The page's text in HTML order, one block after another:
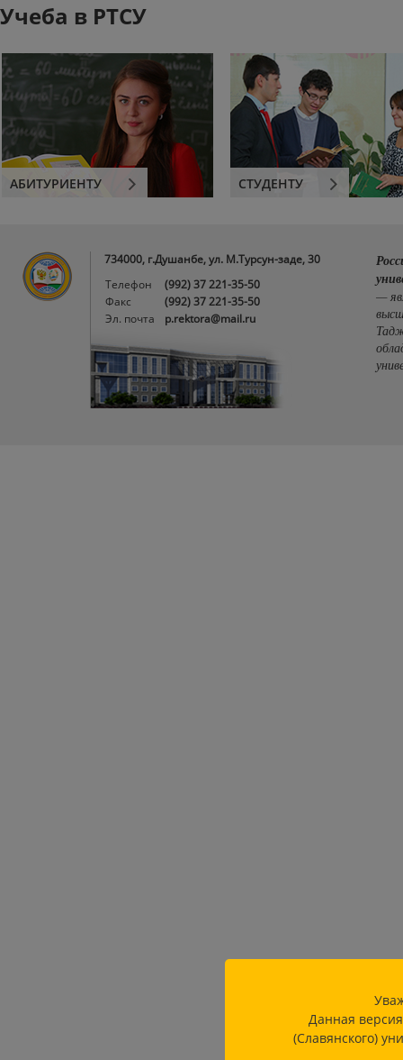
Учеба в РТСУ
АБИТУРИЕНТУ СТУДЕНТУ
734000, г.Душанбе, ул. М.Турсун-заде, 30
Телефон
(992) 37 221-35-50
Факс
(992) 37 221-35-50
Эл. почта
p.rektora@mail.ru
—
Данная
(Славянского)